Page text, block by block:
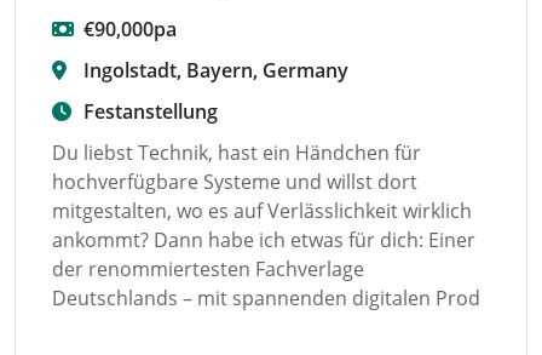
€90,000pa
Ingolstadt, Bayern, Germany
Festanstellung
Du liebst Technik, hast ein Händchen für
hochverfügbare Systeme und willst dort
mitgestalten, wo es auf Verlässlichkeit wirklich
ankommt? Dann habe ich etwas für dich: Einer
der renommiertesten Fachverlage
Deutschlands – mit spannenden digitalen Prod